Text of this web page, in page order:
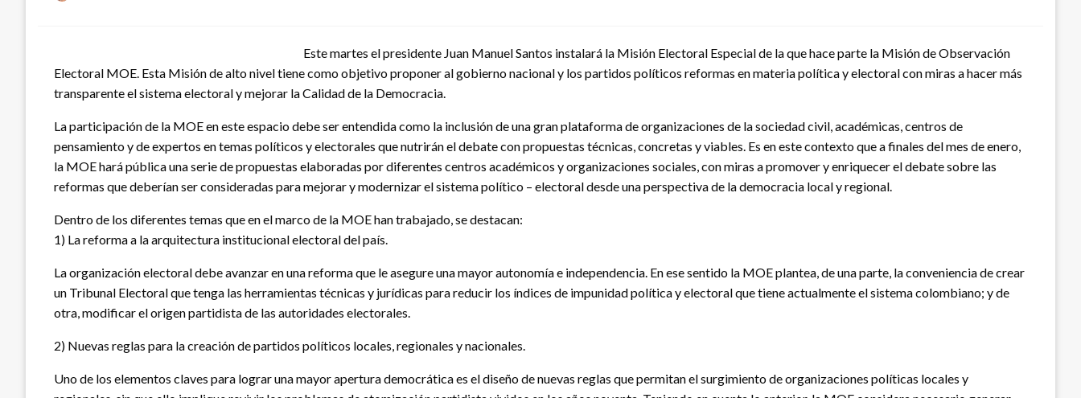
Este martes el presidente Juan Manuel Santos instalará la Misión Electoral Especial de la que hace parte la Misión de Observación
Electoral MOE. Esta Misión de alto nivel tiene como objetivo proponer al gobierno nacional y los partidos políticos reformas en materia política y electoral con miras a hacer más
transparente el sistema electoral y mejorar la Calidad de la Democracia.
La participación de la MOE en este espacio debe ser entendida como la inclusión de una gran plataforma de organizaciones de la sociedad civil, académicas, centros de
pensamiento y de expertos en temas políticos y electorales que nutrirán el debate con propuestas técnicas, concretas y viables. Es en este contexto que a finales del mes de enero,
la MOE hará pública una serie de propuestas elaboradas por diferentes centros académicos y organizaciones sociales, con miras a promover y enriquecer el debate sobre las
reformas que deberían ser consideradas para mejorar y modernizar el sistema político – electoral desde una perspectiva de la democracia local y regional.
Dentro de los diferentes temas que en el marco de la MOE han trabajado, se destacan:
1) La reforma a la arquitectura institucional electoral del país.
La organización electoral debe avanzar en una reforma que le asegure una mayor autonomía e independencia. En ese sentido la MOE plantea, de una parte, la conveniencia de crear
un Tribunal Electoral que tenga las herramientas técnicas y jurídicas para reducir los índices de impunidad política y electoral que tiene actualmente el sistema colombiano; y de
otra, modificar el origen partidista de las autoridades electorales.
2) Nuevas reglas para la creación de partidos políticos locales, regionales y nacionales.
Uno de los elementos claves para lograr una mayor apertura democrática es el diseño de nuevas reglas que permitan el surgimiento de organizaciones políticas locales y